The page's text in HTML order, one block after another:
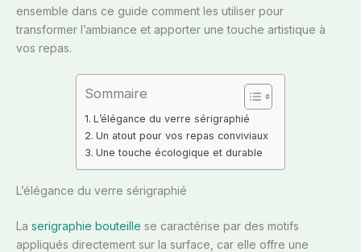
ensemble dans ce guide comment les utiliser pour
transformer l’ambiance et apporter une touche artistique à
vos repas.
Sommaire
L’élégance du verre sérigraphié
Un atout pour vos repas conviviaux
Une touche écologique et durable
L’élégance du verre sérigraphié
La serigraphie bouteille se caractérise par des motifs
appliqués directement sur la surface, car elle offre une